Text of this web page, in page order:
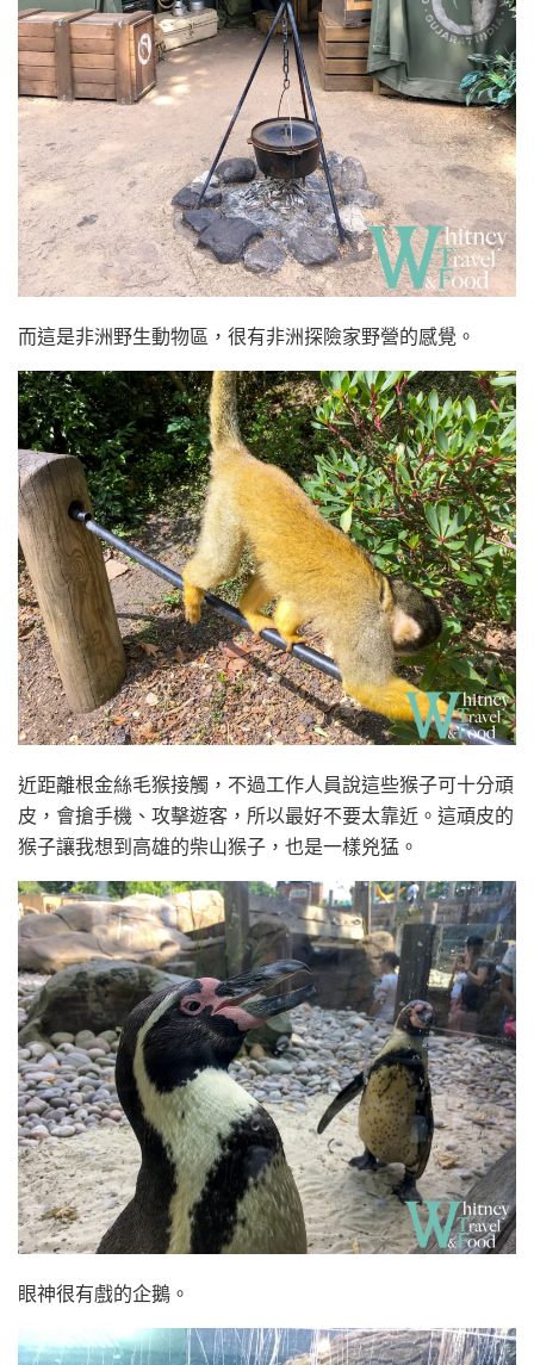
而這是非洲野生動物區，很有非洲探險家野營的感覺。
近距離根金絲毛猴接觸，不過工作人員說這些猴子可十分頑
皮，會搶手機、攻擊遊客，所以最好不要太靠近。這頑皮的
猴子讓我想到高雄的柴山猴子，也是一樣兇猛。
眼神很有戲的企鵝。